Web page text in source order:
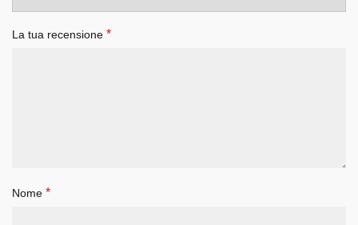
La tua recensione *
Nome *